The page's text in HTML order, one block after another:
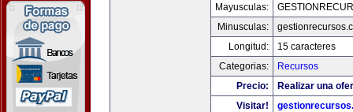
Mayusculas:
Minusculas:
Longitud:
15 caracteres
Categorias:
Recursos
Precio:
Realizar una
Visitar!